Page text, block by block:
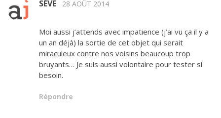
SÉVE 28 AOÛT 2014
Moi aussi j’attends avec impatience (j’ai vu ça il y a
un an déjà) la sortie de cet objet qui serait
miraculeux contre nos voisins beaucoup trop
bruyants… Je suis aussi volontaire pour tester si
besoin.
Répondre